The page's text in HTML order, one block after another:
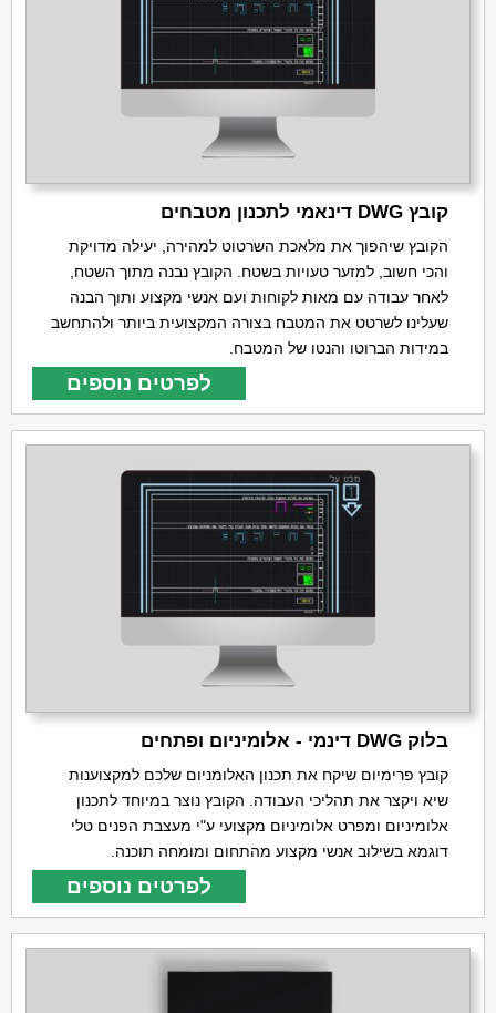
קובץ DWG דינאמי לתכנון מטבחים
הקובץ שיהפוך את מלאכת השרטוט למהירה, יעילה מדויקת
והכי חשוב, למזער טעויות בשטח. הקובץ נבנה מתוך השטח,
לאחר עבודה עם מאות לקוחות ועם אנשי מקצוע ותוך הבנה
שעלינו לשרטט את המטבח בצורה המקצועית ביותר ולהתחשב
במידות הברוטו והנטו של המטבח.
לפרטים נוספים
בלוק DWG דינמי - אלומיניום ופתחים
קובץ פרימיום שיקח את תכנון האלומניום שלכם למקצוענות
שיא ויקצר את תהליכי העבודה. הקובץ נוצר במיוחד לתכנון
אלומיניום ומפרט אלומיניום מקצועי ע"י מעצבת הפנים טלי
דוגמא בשילוב אנשי מקצוע מהתחום ומומחה תוכנה.
לפרטים נוספים